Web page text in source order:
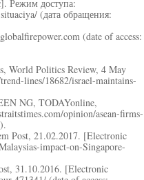
Режим доступа:
(дата обращения:
(date of access:
World Politics Review, 4 May
lines/18682/israel-maintains-
NG, TODAYonline,
opinion/asean-firms-
Post, 21.02.2017. [Electronic
impact-on-Singapore-
31.10.2016. [Electronic